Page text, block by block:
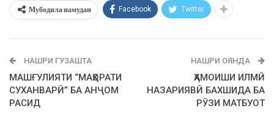
Мубодила намудан Facebook Twitter
НАШРИ ГУЗАШТА
МАШҒУЛИЯТИ “МАҲОРАТИ
СУХАНВАРӢ” БА АНҶОМ
РАСИД
НАШРИ ОЯНДА
ҲАМОИШИ ИЛМӢ
НАЗАРИЯВӢ БАХШИДА БА
РӮЗИ МАТБУОТ